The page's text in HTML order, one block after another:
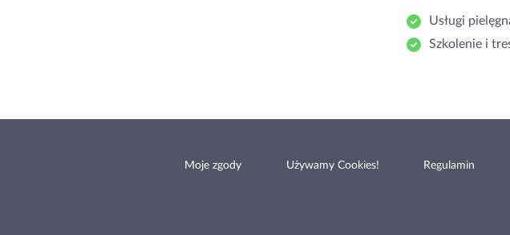
Usługi
Szkolenie i
Moje zgody Używamy Cookies! Regulamin